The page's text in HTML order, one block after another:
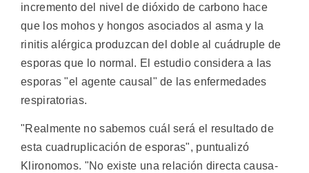
incremento del nivel de dióxido de carbono hace
que los mohos y hongos asociados al asma y la
rinitis alérgica produzcan del doble al cuádruple de
esporas que lo normal. El estudio considera a las
esporas "el agente causal" de las enfermedades
respiratorias.
"Realmente no sabemos cuál será el resultado de
esta cuadruplicación de esporas", puntualizó
Klironomos. "No existe una relación directa causa-